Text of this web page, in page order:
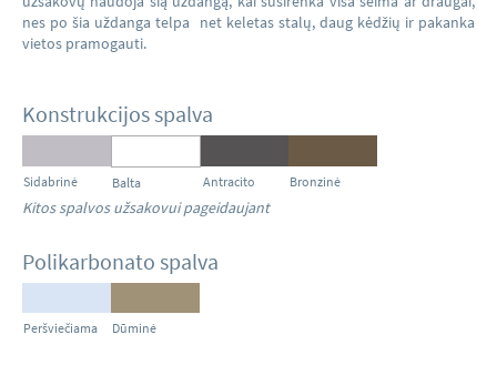
nes po šia uždanga telpa net keletas stalų, daug kėdžių ir pakanka
vietos pramogauti.
Konstrukcijos spalva
Sidabrinė Balta Antracito Bronzinė
Kitos spalvos užsakovui pageidaujant
Polikarbonato spalva
Peršviečiama Dūminė